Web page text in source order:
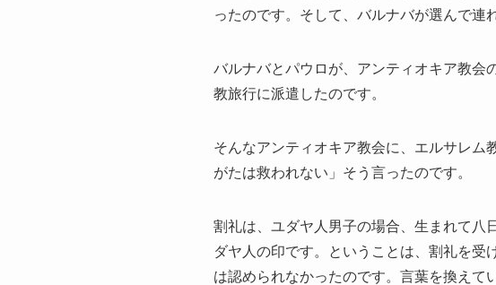
ったのです。そして、バルナバが選んで連
バルナバとパウロが、アンティオキア教会
教旅行に派遣したのです。
そんなアンティオキア教会に、エルサレム
がたは救われない」そう言ったのです。
割礼は、ユダヤ人男子の場合、生まれて八
ダヤ人の印です。ということは、割礼を受
は認められなかったのです。言葉を換えて